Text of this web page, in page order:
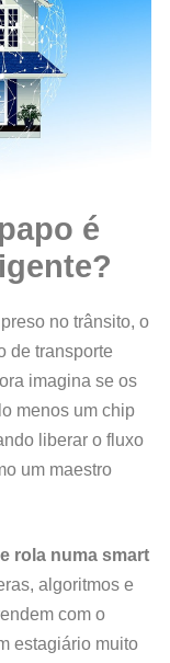
é
no trânsito, o
de transporte
imagina se os
menos um chip
liberar o fluxo
um maestro
rola numa smart
algoritmos e
com o
estagiário muito